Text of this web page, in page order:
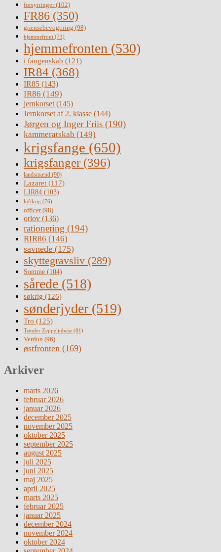
forsyninger(102)
FR86 (350)
grænsebevogtning (98)
hjemmefront (73)
hjemmefronten (530)
i fangenskab (121)
IR84 (368)
IR85 (143)
IR86 (149)
jernkorset (145)
Jernkorset af 2. klasse (144)
Jørgen og Inger Friis (190)
kammeratskab (149)
krigsfange (650)
krigsfanger (396)
landsmænd (90)
Lazaret (117)
LIR84 (103)
luftkrig (76)
officer(98)
orlov (136)
rationering (194)
RIR86 (146)
savnede (175)
skyttegravsliv (289)
Somme (104)
sårede (518)
søkrig (126)
sønderjyder (519)
Tro (125)
Tønder Zeppelinbase (81)
Verdun (96)
østfronten (169)
Arkiver
marts 2026
februar 2026
januar 2026
december 2025
november 2025
oktober 2025
september 2025
august 2025
juli 2025
juni 2025
maj 2025
april 2025
marts 2025
februar 2025
januar 2025
december 2024
november 2024
oktober 2024